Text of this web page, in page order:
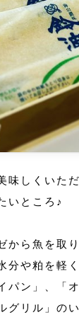
味しくいた
いところ♪
から魚を取
分や粕を軽
パン」、「
グリル」の